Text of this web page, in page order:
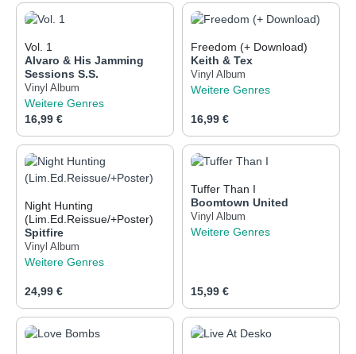
Vol. 1
Alvaro & His Jamming
Sessions S.S.
Vinyl Album
Weitere Genres
Regulärer Preis:
16,99 €
Freedom (+ Download)
Keith & Tex
Vinyl Album
Weitere Genres
Regulärer Preis:
16,99 €
Night Hunting
(Lim.Ed.Reissue/+Poster)
Spitfire
Vinyl Album
Weitere Genres
Regulärer Preis:
24,99 €
Tuffer Than I
Boomtown United
Vinyl Album
Weitere Genres
Regulärer Preis:
15,99 €